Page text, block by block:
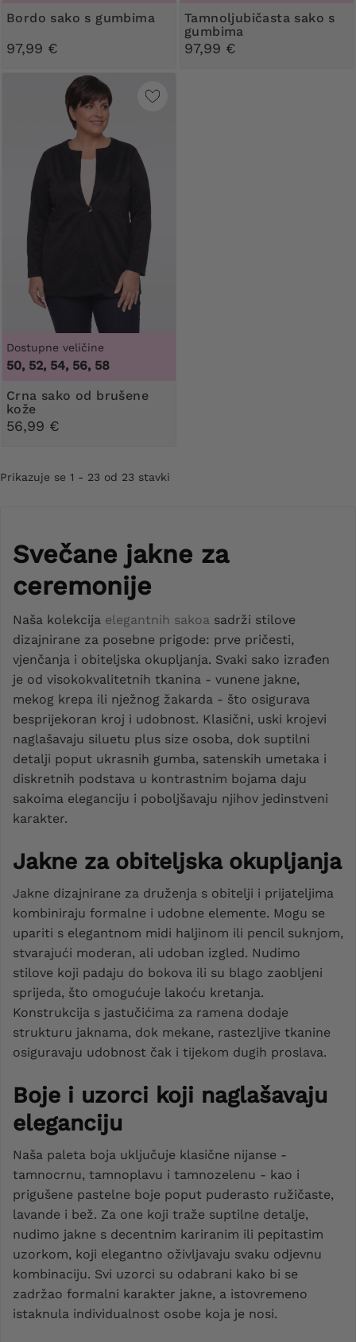
Bordo sako s gumbima
97,99 €
Tamnoljubičasta sako s
gumbima
97,99 €
Dostupne veličine
50, 52, 54, 56, 58
Crna sako od brušene
kože
56,99 €
Prikazuje se 1 - 23 od 23 stavki
Svečane jakne za
ceremonije
Naša kolekcija elegantnih sakoa sadrži stilove
dizajnirane za posebne prigode: prve pričesti,
vjenčanja i obiteljska okupljanja. Svaki sako izrađen
je od visokokvalitetnih tkanina - vunene jakne,
mekog krepa ili nježnog žakarda - što osigurava
besprijekoran kroj i udobnost. Klasični, uski krojevi
naglašavaju siluetu plus size osoba, dok suptilni
detalji poput ukrasnih gumba, satenskih umetaka i
diskretnih podstava u kontrastnim bojama daju
sakoima eleganciju i poboljšavaju njihov jedinstveni
karakter.
Jakne za obiteljska okupljanja
Jakne dizajnirane za druženja s obitelji i prijateljima
kombiniraju formalne i udobne elemente. Mogu se
upariti s elegantnom midi haljinom ili pencil suknjom,
stvarajući moderan, ali udoban izgled. Nudimo
stilove koji padaju do bokova ili su blago zaobljeni
sprijeda, što omogućuje lakoću kretanja.
Konstrukcija s jastučićima za ramena dodaje
strukturu jaknama, dok mekane, rastezljive tkanine
osiguravaju udobnost čak i tijekom dugih proslava.
Boje i uzorci koji naglašavaju
eleganciju
Naša paleta boja uključuje klasične nijanse -
tamnocrnu, tamnoplavu i tamnozelenu - kao i
prigušene pastelne boje poput puderasto ružičaste,
lavande i bež. Za one koji traže suptilne detalje,
nudimo jakne s decentnim kariranim ili pepitastim
uzorkom, koji elegantno oživljavaju svaku odjevnu
kombinaciju. Svi uzorci su odabrani kako bi se
zadržao formalni karakter jakne, a istovremeno
istaknula individualnost osobe koja je nosi.